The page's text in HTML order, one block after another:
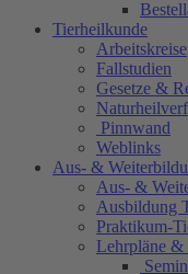
Tierheilkunde
Arbeitskreise
Fallstudien
Gesetze &
Pinnwand
Weblinks
Aus- &
Aus- &
Ausbildung
Praktikum-
Lehrpläne &